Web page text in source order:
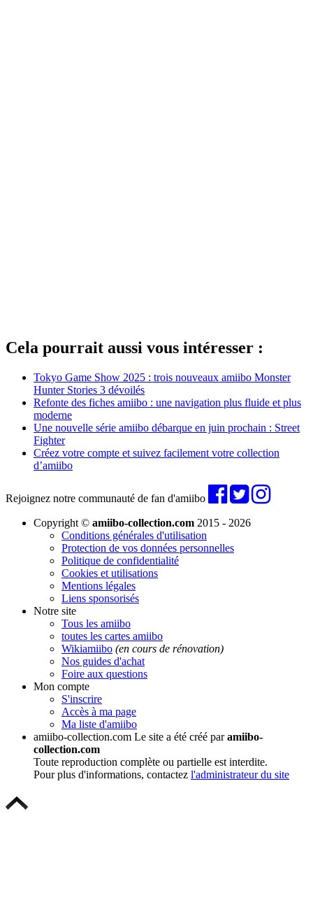
Cela pourrait aussi vous intéresser :
Tokyo Game Show 2025 : trois nouveaux amiibo Monster
Hunter Stories 3 dévoilés
Refonte des fiches amiibo : une navigation plus fluide et plus
moderne
Une nouvelle série amiibo débarque en juin prochain : Street
Fighter
Créez votre compte et suivez facilement votre collection
d’amiibo
Rejoignez notre communauté de fan d'amiibo
Copyright © amiibo-collection.com 2015 - 2026
Conditions générales d'utilisation
Protection de vos données personnelles
Politique de confidentialité
Cookies et utilisations
Mentions légales
Liens sponsorisés
Notre site
Tous les amiibo
toutes les cartes amiibo
Wikiamiibo (en cours de rénovation)
Nos guides d'achat
Foire aux questions
Mon compte
S'inscrire
Accès à ma page
Ma liste d'amiibo
amiibo-collection.com Le site a été créé paramiibo-
collection.com
Toute reproduction complète ou partielle est interdite.
Pour plus d'informations, contactez l'administrateur du site